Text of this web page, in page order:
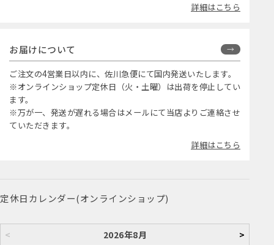
詳細はこちら
お届けについて
ご注文の4営業日以内に、佐川急便にて国内発送いたします。
※オンラインショップ定休日（火・土曜）は出荷を停止してい
ます。
※万が一、発送が遅れる場合はメールにて当店よりご連絡させ
ていただきます。
詳細はこちら
定休日カレンダー(オンラインショップ)
< 2026年8月 >